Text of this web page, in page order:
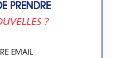
PRENDRE
?
EMAIL